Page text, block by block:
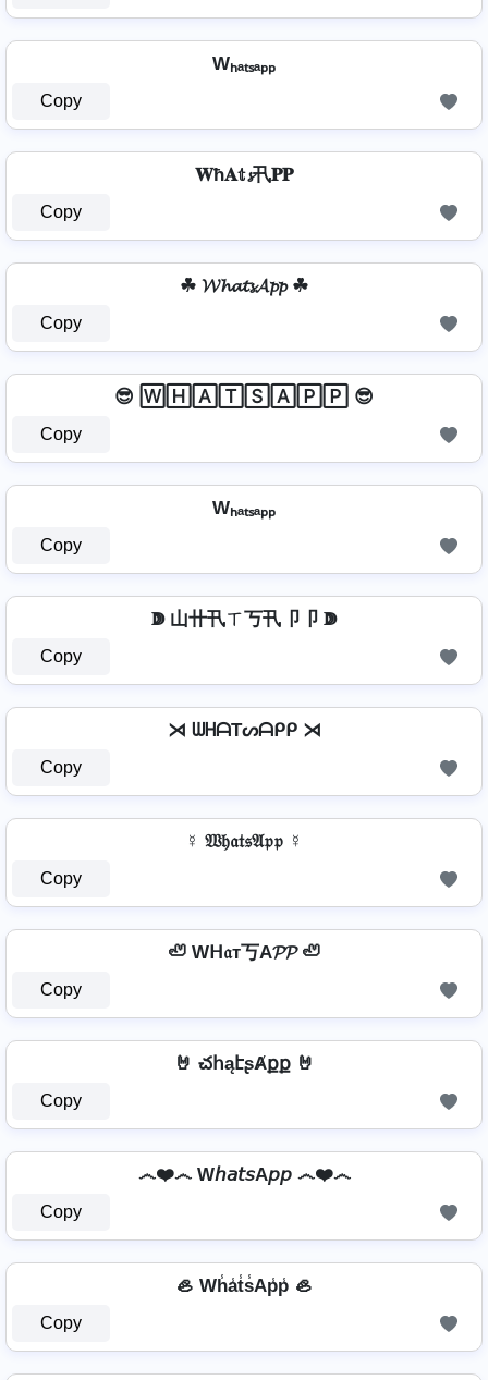
Wₕₐₜₛₐₚₚ
Copy
𝐖ħ𝐀𝕥𝓼卂𝐏𝐏
Copy
☘ 𝓦𝓱𝓪𝓽𝓼𝓐𝓹𝓹 ☘
Copy
😎 🅆🄷🄰🅃🅂🄰🄿🄿 😎
Copy
Wₕₐₜₛₐₚₚ
Copy
ↇ 山卄卂ㄒ丂卂卩卩 ↇ
Copy
⋊ ᗯᕼᗩTᔕᗩᑭᑭ ⋊
Copy
☿ 𝔚𝔥𝔞𝔱𝔰𝔄𝔭𝔭 ☿
Copy
🦥 Wᕼ𝔞т丂A𝓟𝓟 🦥
Copy
🤘 చհąէʂȺքք 🤘
Copy
෴❤️෴ W𝘩𝘢𝘵𝘴A𝘱𝘱 ෴❤️෴
Copy
🦪 Wh̾a̾t̾s̾Ap̾p̾ 🦪
Copy